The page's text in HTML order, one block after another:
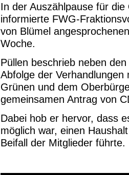
In der Auszählpause für
informierte FWG-
von Blümel
Woche.
Püllen beschrieb neben
Abfolge der
Grünen und dem
gemeinsamen Antrag von
Dabei hob er hervor, dass
möglich war, einen
Beifall der Mitglieder führte.